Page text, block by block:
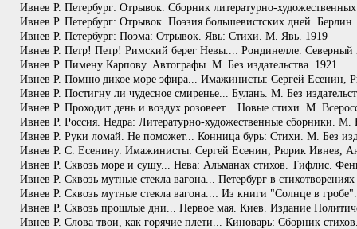
Ивнев Р. Петербург: Отрывок. Сборник литературно-
Ивнев Р. Петербург: Отрывок. Поэзия большевистских дней.
Ивнев Р. Петербург: Поэма: Отрывок. Явь: Стихи. М. Явь. 1919
Ивнев Р. Петр! Петр! Римский берег Невы...: Рондинелле.
Ивнев Р. Пимену Карпову. Автографы. М. Без издательства. 1921
Ивнев Р. Помню дикое море эфира... Имажинисты: Сергей
Ивнев Р. Постигну ли чудесное смиренье... Булань. М. Без
Ивнев Р. Проходит день и воздух розовеет... Новые стихи. М.
Ивнев Р. Россия. Недра: Литературно-художественные сборники.
Ивнев Р. Руки ломай. Не поможет... Конница бурь: Стихи. М. Без
Ивнев Р. С. Есенину. Имажинисты: Сергей Есенин, Рюрик Ивнев,
Ивнев Р. Сквозь море и сушу... Нева: Альманах стихов. Тифлис.
Ивнев Р. Сквозь мутные стекла вагона... Петербург в
Ивнев Р. Сквозь мутные стекла вагона...: Из книги "Солнце в
Ивнев Р. Сквозь прошлые дни... Первое мая. Киев. Издание
Ивнев Р. Слова твои, как горячие плети... Киноварь: Сборник